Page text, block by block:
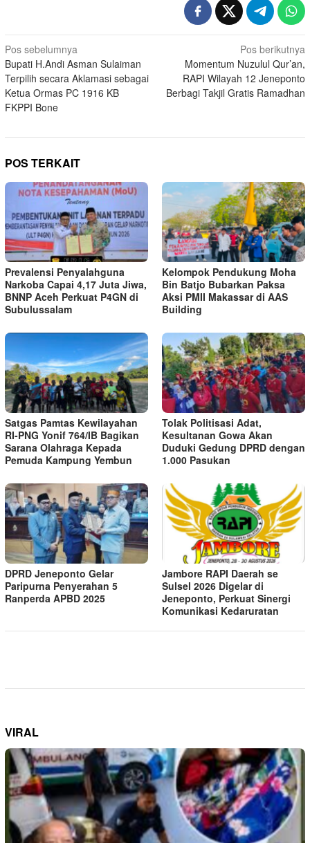
Navigasi
pos
Pos sebelumnya
Bupati H.Andi Asman Sulaiman
Terpilih secara Aklamasi sebagai
Ketua Ormas PC 1916 KB
FKPPI Bone
Pos berikutnya
Momentum Nuzulul Qur’an,
RAPI Wilayah 12 Jeneponto
Berbagi Takjil Gratis Ramadhan
POS TERKAIT
Prevalensi Penyalahguna
Narkoba Capai 4,17 Juta Jiwa,
BNNP Aceh Perkuat P4GN di
Subulussalam
Kelompok Pendukung Moha
Bin Batjo Bubarkan Paksa
Aksi PMII Makassar di AAS
Building
Satgas Pamtas Kewilayahan
RI-PNG Yonif 764/IB Bagikan
Sarana Olahraga Kepada
Pemuda Kampung Yembun
Tolak Politisasi Adat,
Kesultanan Gowa Akan
Duduki Gedung DPRD dengan
1.000 Pasukan
DPRD Jeneponto Gelar
Paripurna Penyerahan 5
Ranperda APBD 2025
Jambore RAPI Daerah se
Sulsel 2026 Digelar di
Jeneponto, Perkuat Sinergi
Komunikasi Kedaruratan
VIRAL